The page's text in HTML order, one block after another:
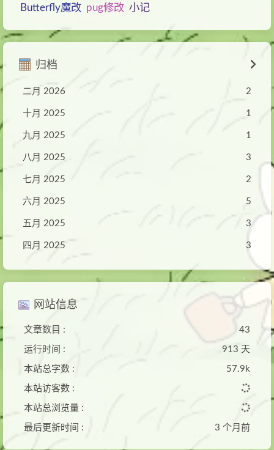
Butterfly魔改 pug修改 小记
归档
二月 2026 2
十月 2025 1
九月 2025 1
八月 2025 3
七月 2025 2
六月 2025 5
五月 2025 3
四月 2025 3
网站信息
文章数目 : 43
运行时间 : 913 天
本站总字数 : 57.9k
本站访客数 :
本站总浏览量 :
最后更新时间 : 3 个月前